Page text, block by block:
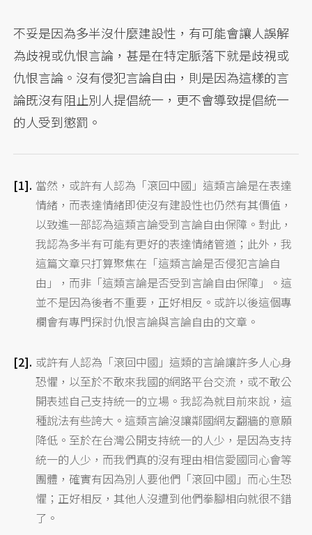
不妥是因為多半沒什麼建設性，有可能會讓人誤解
為歧視或仇恨言論，甚是在特定脈落下就是歧視或
仇恨言論。沒有侵犯言論自由，則是因為這樣的言
論既沒有阻止別人提倡統一，更不會導致提倡統一
的人受到懲罰。
當然，或許有人認為「滾回中國」這類言論是在表達
情緒，而表達情緒即使沒有建設性也仍然有其價值，
以致進一部認為這類言論受到言論自由保障。對此，
我認為多半有可能有更好的表達情緒管道；此外，我
這篇文章只打算聚焦在「這類言論是否侵犯言論自
由」，而非「這類言論是否受到言論自由保障」。這
並不是因為後者不重要，正好相反。或許以後這個專
欄會有專門探討仇恨言論與言論自由的文章。
或許有人認為「滾回中國」這類的言論讓許多人心身
恐懼，以至於不敢來我國的網路平台交流，或不敢公
開表述自己支持統一的立場。我認為就目前來說，這
種說法有些誇大。這類言論沒讓鄰國網友翻牆的意願
降低。至於在台灣公開支持統一的人少，是因為支持
統一的人少，而我們真的沒有理由相信愛國同心會等
團體，確實有因為別人要他們「滾回中國」而心生恐
懼；正好相反，其他人沒遭到他們拳腳相向就很不錯
了。